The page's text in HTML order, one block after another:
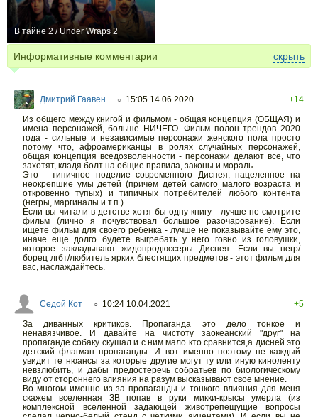
В тайне 2 / Under Wraps 2
Информативные комментарии скрыть
Дмитрий Гаавен ○ 15:05 14.06.2020
+14
Из общего между книгой и фильмом - общая концепция (ОБЩАЯ) и
имена персонажей, больше НИЧЕГО. Фильм полон трендов 2020
года - сильные и независимые персонажи женского пола просто
потому что, афроамериканцы в ролях случайных персонажей,
общая концепция вседозволенности - персонажи делают все, что
захотят, кладя болт на общие правила, законы и мораль.
Это - типичное поделие современного Диснея, нацеленное на
неокрепшие умы детей (причем детей самого малого возраста и
откровенно тупых) и типичных потребителей любого контента
(негры, маргиналы и т.п.).
Если вы читали в детстве хотя бы одну книгу - лучше не смотрите
фильм (лично я почувствовал большое разочарование). Если
ищете фильм для своего ребенка - лучше не показывайте ему это,
иначе еще долго будете выгребать у него говно из головушки,
которое закладывают жидопродюссеры Диснея. Если вы негр/
борец лгбт/любитель ярких блестящих предметов - этот фильм для
вас, наслаждайтесь.
Седой Кот ○ 10:24 10.04.2021
+5
За диванных критиков. Пропаганда это дело тонкое и
ненавязчивое. И давайте на чистоту заокеанский "друг" на
пропаганде собаку скушал и с ним мало кто сравнится,а дисней это
детский флагман пропаганды. И вот именно поэтому не каждый
увидит те нюансы за которые другие могут ту или иную киноленту
невзлюбить, и дабы предостеречь собратьев по биологическому
виду от стороннего влияния на разум высказывают свое мнение.
Во многом именно из-за пропаганды и тонкого влияния для меня
скажем вселенная ЗВ попав в руки микки-крысы умерла (из
комплексной вселенной задающей животрепещущие вопросы